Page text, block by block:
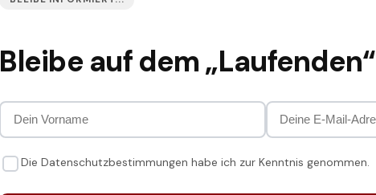
Bleibe auf dem „Laufenden“
Die Datenschutzbestimmungen habe ich zur Kenntnis genommen.